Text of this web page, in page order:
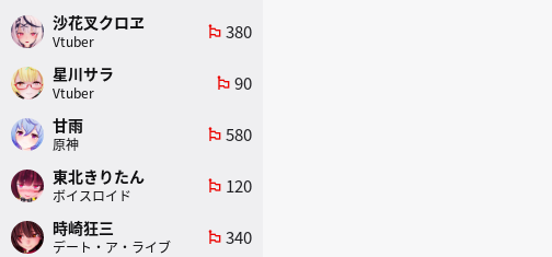
沙花叉クロヱ
Vtuber
emoji_flags 380
星川サラ
Vtuber
emoji_flags 90
甘雨
原神
emoji_flags 580
東北きりたん
ボイスロイド
emoji_flags 120
時崎狂三
デート・ア・ライブ
emoji_flags 340